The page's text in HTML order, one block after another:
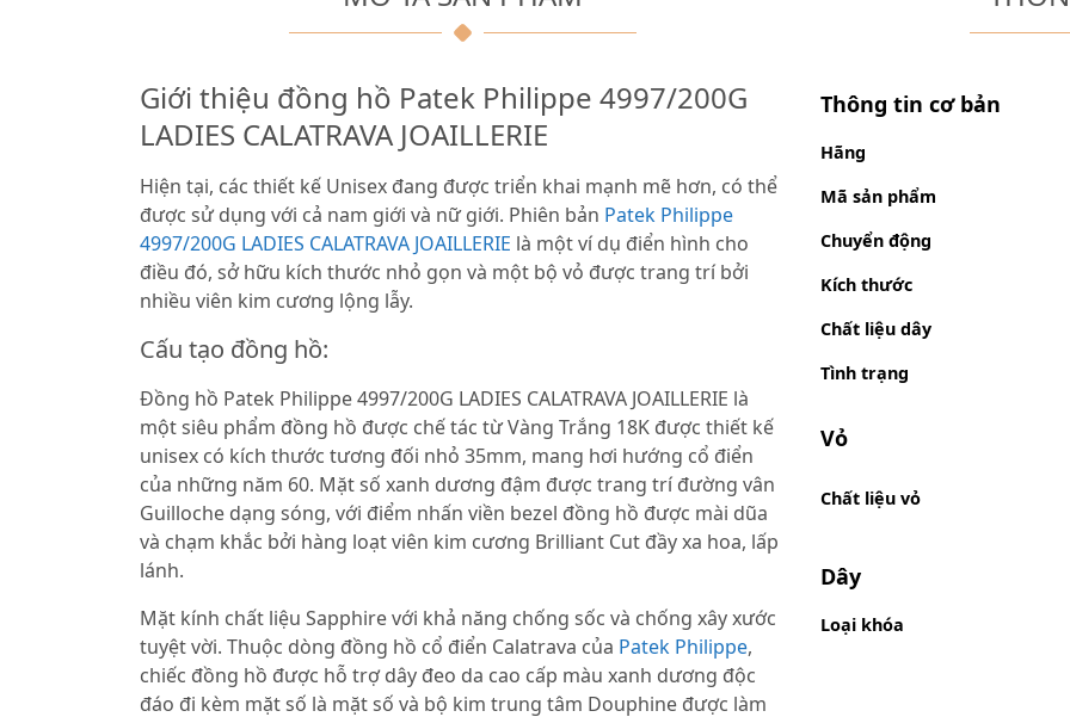
Giới thiệu đồng hồ Patek Philippe 4997/200G
LADIES CALATRAVA JOAILLERIE
Hiện tại, các thiết kế Unisex đang được triển khai mạnh mẽ hơn, có thể
được sử dụng với cả nam giới và nữ giới. Phiên bản Patek Philippe
4997/200G LADIES CALATRAVA JOAILLERIE là một ví dụ điển hình cho
điều đó, sở hữu kích thước nhỏ gọn và một bộ vỏ được trang trí bởi
nhiều viên kim cương lộng lẫy.
Cấu tạo đồng hồ:
Đồng hồ Patek Philippe 4997/200G LADIES CALATRAVA JOAILLERIE là
một siêu phẩm đồng hồ được chế tác từ Vàng Trắng 18K được thiết kế
unisex có kích thước tương đối nhỏ 35mm, mang hơi hướng cổ điển
của những năm 60. Mặt số xanh dương đậm được trang trí đường vân
Guilloche dạng sóng, với điểm nhấn viền bezel đồng hồ được mài dũa
và chạm khắc bởi hàng loạt viên kim cương Brilliant Cut đầy xa hoa, lấp
lánh.
Mặt kính chất liệu Sapphire với khả năng chống sốc và chống xây xước
tuyệt vời. Thuộc dòng đồng hồ cổ điển Calatrava của Patek Philippe,
chiếc đồng hồ được hỗ trợ dây đeo da cao cấp màu xanh dương độc
đáo đi kèm mặt số là mặt số và bộ kim trung tâm Douphine được làm
Thông tin cơ bản
Hãng
Mã sản phẩm
Chuyển động
Kích thước
Chất liệu dây
Tình trạng
Vỏ
Chất liệu vỏ
Dây
Loại khóa